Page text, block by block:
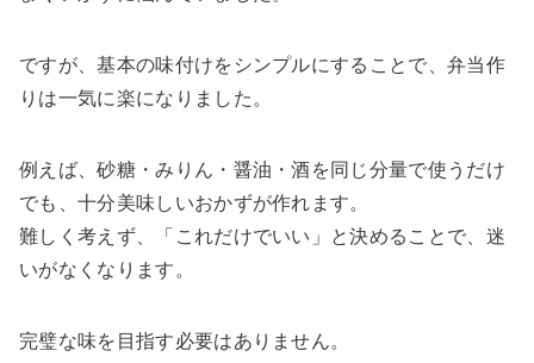
ですが、基本の味付けをシンプルにすることで、弁当作
りは一気に楽になりました。
例えば、砂糖・みりん・醤油・酒を同じ分量で使うだけ
でも、十分美味しいおかずが作れます。
難しく考えず、「これだけでいい」と決めることで、迷
いがなくなります。
完璧な味を目指す必要はありません。